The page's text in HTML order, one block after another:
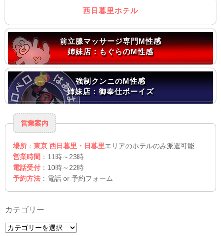
西日暮里ホテル
前立腺マッサージ専門M性感
姉妹店：もぐらのM性感
強制クンニのM性感
姉妹店：御奉仕ボーイズ
営業案内
場所 ： 東京 西日暮里・日暮里エリアのホテルのみ派遣可能
営業時間 ：11時～23時
電話受付 ：10時～22時
予約方法 ：電話 or 予約フォーム
カテゴリー
カ